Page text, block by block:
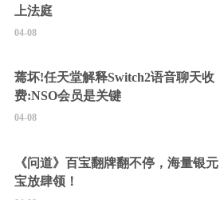
上法庭
04-08
蔫坏!任天堂解释Switch2语音聊天收
费:NSO会员是关键
04-08
《问道》百宝翻牌翻不停，海量银元
宝放肆领！